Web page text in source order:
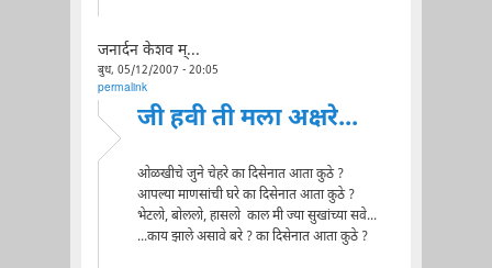
जनार्दन केशव म्...
बुध, 05/12/2007 - 20:05
permalink
जी हवी ती मला अक्षरे...
ओळखीचे जुने चेहरे का दिसेनात आता कुठे ?
आपल्या माणसांची घरे का दिसेनात आता कुठे ?
भेटलो, बोललो, हासलो काल मी ज्या सुखांच्या सवे...
...काय झाले असावे बरे ? का दिसेनात आता कुठे ?